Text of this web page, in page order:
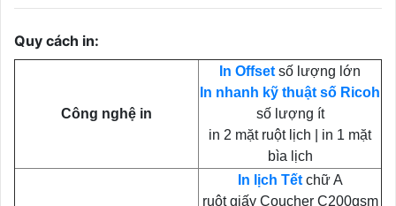
Quy cách in:
Công nghệ in
In Offsetsố lượng lớn
In nhanh kỹ thuật số Ricoh
số lượng ít
in 2 mặt ruột lịch | in 1 mặt
bìa lịch
In lịch Tếtchữ A
ruột giấy Coucher C200gsm